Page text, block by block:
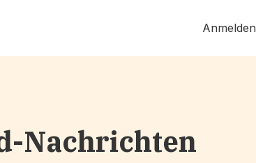
Anmelden
Nachrichten